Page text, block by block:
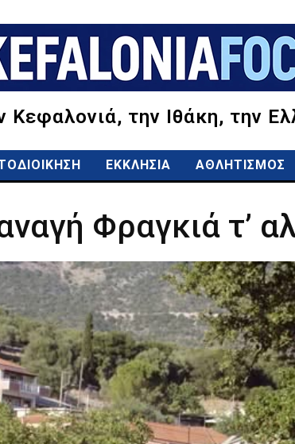
Κεφαλονιά, την Ιθάκη, την
ΕΚΚΛΗΣΙΑ ΑΘΛΗΤΙΣΜΟΣ
Φραγκιά τ’